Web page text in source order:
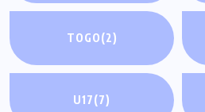
TOGO(2)
U17(7)